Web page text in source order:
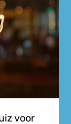
voor